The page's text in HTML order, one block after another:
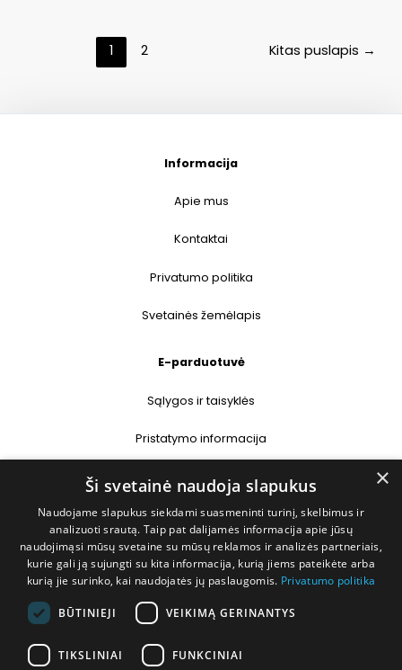
1 2 Kitas puslapis →
Informacija
Apie mus
Kontaktai
Privatumo politika
Svetainės žemėlapis
E-parduotuvė
Sąlygos ir taisyklės
Pristatymo informacija
Prekių grąžinimas
Kontaktai
+370 677 31358
×
Ši svetainė naudoja slapukus
Naudojame slapukus siekdami suasmeninti turinį, skelbimus ir
analizuoti srautą. Taip pat dalijamės informacija apie jūsų
naudojimąsi mūsų svetaine su mūsų reklamos ir analizės partneriais,
kurie gali ją sujungti su kita informacija, kurią jiems pateikėte arba
kurią jie surinko, kai naudojatės jų paslaugomis. Privatumo politika
BŪTINIEJI VEIKIMĄ GERINANTYS
TIKSLINIAI FUNKCINIAI